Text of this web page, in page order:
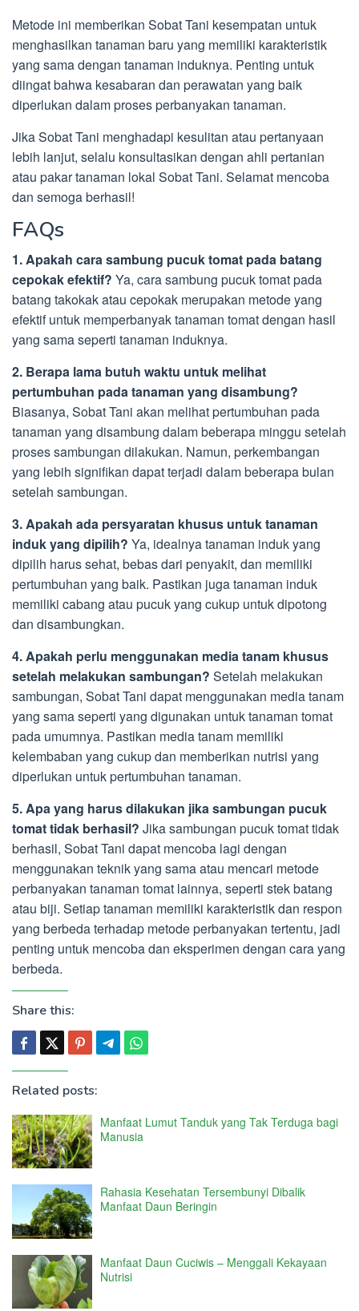
Metode ini memberikan Sobat Tani kesempatan untuk
menghasilkan tanaman baru yang memiliki karakteristik
yang sama dengan tanaman induknya. Penting untuk
diingat bahwa kesabaran dan perawatan yang baik
diperlukan dalam proses perbanyakan tanaman.
Jika Sobat Tani menghadapi kesulitan atau pertanyaan
lebih lanjut, selalu konsultasikan dengan ahli pertanian
atau pakar tanaman lokal Sobat Tani. Selamat mencoba
dan semoga berhasil!
FAQs
1. Apakah cara sambung pucuk tomat pada batang
cepokak efektif? Ya, cara sambung pucuk tomat pada
batang takokak atau cepokak merupakan metode yang
efektif untuk memperbanyak tanaman tomat dengan hasil
yang sama seperti tanaman induknya.
2. Berapa lama butuh waktu untuk melihat
pertumbuhan pada tanaman yang disambung?
Biasanya, Sobat Tani akan melihat pertumbuhan pada
tanaman yang disambung dalam beberapa minggu setelah
proses sambungan dilakukan. Namun, perkembangan
yang lebih signifikan dapat terjadi dalam beberapa bulan
setelah sambungan.
3. Apakah ada persyaratan khusus untuk tanaman
induk yang dipilih? Ya, idealnya tanaman induk yang
dipilih harus sehat, bebas dari penyakit, dan memiliki
pertumbuhan yang baik. Pastikan juga tanaman induk
memiliki cabang atau pucuk yang cukup untuk dipotong
dan disambungkan.
4. Apakah perlu menggunakan media tanam khusus
setelah melakukan sambungan? Setelah melakukan
sambungan, Sobat Tani dapat menggunakan media tanam
yang sama seperti yang digunakan untuk tanaman tomat
pada umumnya. Pastikan media tanam memiliki
kelembaban yang cukup dan memberikan nutrisi yang
diperlukan untuk pertumbuhan tanaman.
5. Apa yang harus dilakukan jika sambungan pucuk
tomat tidak berhasil? Jika sambungan pucuk tomat tidak
berhasil, Sobat Tani dapat mencoba lagi dengan
menggunakan teknik yang sama atau mencari metode
perbanyakan tanaman tomat lainnya, seperti stek batang
atau biji. Setiap tanaman memiliki karakteristik dan respon
yang berbeda terhadap metode perbanyakan tertentu, jadi
penting untuk mencoba dan eksperimen dengan cara yang
berbeda.
Share this:
Related posts:
Manfaat Lumut Tanduk yang Tak Terduga bagi
Manusia
Rahasia Kesehatan Tersembunyi Dibalik
Manfaat Daun Beringin
Manfaat Daun Cuciwis – Menggali Kekayaan
Nutrisi